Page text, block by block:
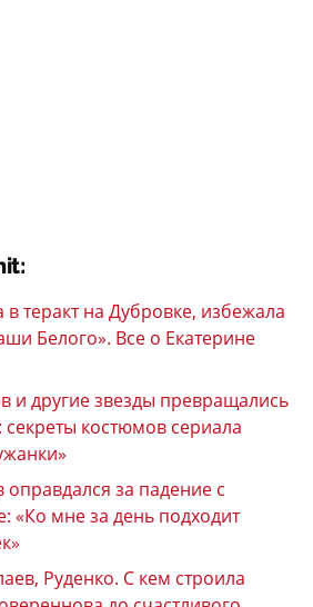
теракт на Дубровке, избежала
Белого». Все о Екатерине
и другие звезды превращались
секреты костюмов сериала
за падение с
«Ко мне за день подходит
Руденко. С кем строила